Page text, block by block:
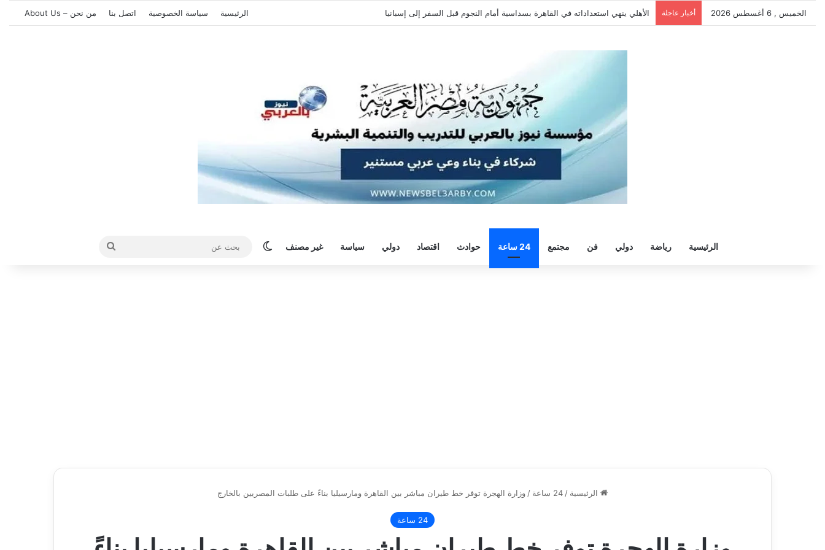
الخميس , 6 أغسطس 2026 أخبار عاجلة الأهلي يهزم بترول أسيوط بثنائية وديًا استعدادًا للموسم الجديد الرئيسية سياسة الخصوصية اتصل بنا من نحن – About Us
الرئيسية رياضة دولي فن مجتمع 24 ساعة حوادث اقتصاد دولي سياسة غير مصنف الوضع المظلم
بحث
الرئيسية / 24 ساعة / وزارة الهجرة توفر خط طيران مباشر بين القاهرة ومارسيليا بناءً على طلبات المصريين بالخارج
24 ساعة